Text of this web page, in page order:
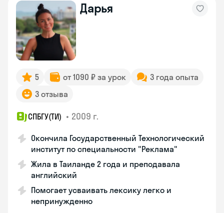
Дарья
5 от 1090 ₽ за урок
3 года опыта
3 отзыва
СПБГУ(ТИ) • 2009 г.
Окончила Государственный Технологический
институт по специальности "Реклама"
Жила в Таиланде 2 года и преподавала
английский
Помогает усваивать лексику легко и
непринужденно